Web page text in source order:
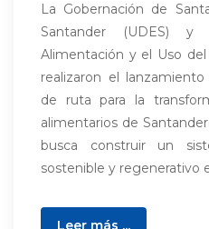
La Gobernación de
Santander (UDES)
Alimentación y el Uso
realizaron el
de ruta para la
alimentarios de
busca construir un
sostenible y regenerativo
Leer más ...